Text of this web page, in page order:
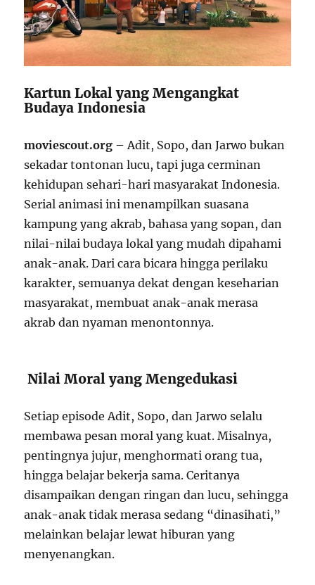
Kartun Lokal yang Mengangkat
Budaya Indonesia
moviescout.org – Adit, Sopo, dan Jarwo bukan
sekadar tontonan lucu, tapi juga cerminan
kehidupan sehari-hari masyarakat Indonesia.
Serial animasi ini menampilkan suasana
kampung yang akrab, bahasa yang sopan, dan
nilai-nilai budaya lokal yang mudah dipahami
anak-anak. Dari cara bicara hingga perilaku
karakter, semuanya dekat dengan keseharian
masyarakat, membuat anak-anak merasa
akrab dan nyaman menontonnya.
Nilai Moral yang Mengedukasi
Setiap episode Adit, Sopo, dan Jarwo selalu
membawa pesan moral yang kuat. Misalnya,
pentingnya jujur, menghormati orang tua,
hingga belajar bekerja sama. Ceritanya
disampaikan dengan ringan dan lucu, sehingga
anak-anak tidak merasa sedang “dinasihati,”
melainkan belajar lewat hiburan yang
menyenangkan.